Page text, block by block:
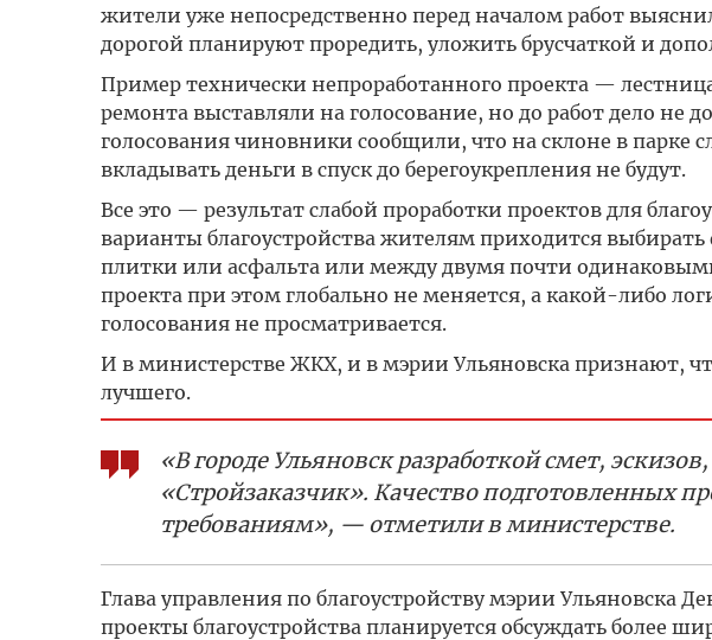
жители уже непосредственно перед началом работ
дорогой планируют проредить, уложить брусчаткой и
Пример технически непроработанного проекта —
ремонта выставляли на голосование, но до работ дело не
голосования чиновники сообщили, что на склоне в парке
вкладывать деньги в спуск до берегоукрепления не будут.
Все это — результат слабой проработки проектов для
варианты благоустройства жителям приходится
плитки или асфальта или между двумя почти
проекта при этом глобально не меняется, а какой-либо
голосования не просматривается.
И в министерстве ЖКХ, и в мэрии Ульяновска признают,
лучшего.
«В городе Ульяновск разработкой смет,
«Стройзаказчик». Качество подготовленных
требованиям», — отметили в министерстве.
Глава управления по благоустройству мэрии Ульяновска
проекты благоустройства планируется обсуждать более